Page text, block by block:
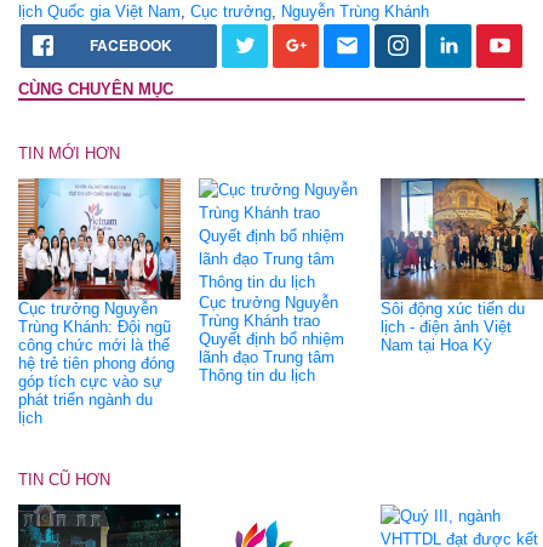
lịch Quốc gia Việt Nam Cục trưởng Nguyễn Trùng Khánh
FACEBOOK
CÙNG CHUYÊN MỤC
TIN MỚI HƠN
Cục trưởng Nguyễn
Trùng Khánh: Đội ngũ
công chức mới là thế
hệ trẻ tiên phong đóng
góp tích cực vào sự
phát triển ngành du
lịch
Cục trưởng Nguyễn
Trùng Khánh trao
Quyết định bổ nhiệm
lãnh đạo Trung tâm
Thông tin du lịch
Sôi động xúc tiến du
lịch - điện ảnh Việt
Nam tại Hoa Kỳ
TIN CŨ HƠN